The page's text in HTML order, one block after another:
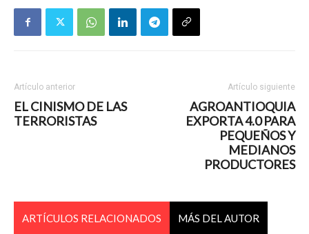
Artículo anterior
EL CINISMO DE LAS
TERRORISTAS
Artículo siguiente
AGROANTIOQUIA
EXPORTA 4.0 PARA
PEQUEÑOS Y
MEDIANOS
PRODUCTORES
ARTÍCULOS RELACIONADOS MÁS DEL AUTOR